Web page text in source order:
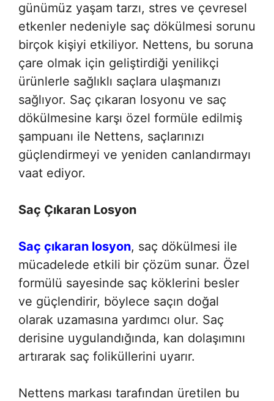
günümüz yaşam tarzı, stres ve çevresel
etkenler nedeniyle saç dökülmesi sorunu
birçok kişiyi etkiliyor. Nettens, bu soruna
çare olmak için geliştirdiği yenilikçi
ürünlerle sağlıklı saçlara ulaşmanızı
sağlıyor. Saç çıkaran losyonu ve saç
dökülmesine karşı özel formüle edilmiş
şampuanı ile Nettens, saçlarınızı
güçlendirmeyi ve yeniden canlandırmayı
vaat ediyor.
Saç Çıkaran Losyon
Saç çıkaran losyon, saç dökülmesi ile
mücadelede etkili bir çözüm sunar. Özel
formülü sayesinde saç köklerini besler
ve güçlendirir, böylece saçın doğal
olarak uzamasına yardımcı olur. Saç
derisine uygulandığında, kan dolaşımını
artırarak saç foliküllerini uyarır.
Nettens markası tarafından üretilen bu